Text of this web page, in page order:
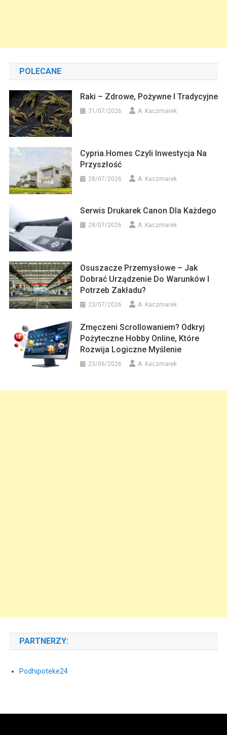
POLECANE
Raki – Zdrowe, Pożywne I Tradycyjne
31/07/2026 A. Kaczmarek
Cypria.homes Czyli Inwestycja Na
Przyszłość
28/07/2026 A. Kaczmarek
Serwis Drukarek Canon Dla Każdego
28/07/2026 A. Kaczmarek
Osuszacze Przemysłowe – Jak
Dobrać Urządzenie Do Warunków I
Potrzeb Zakładu?
23/07/2026 A. Kaczmarek
Zmęczeni Scrollowaniem? Odkryj
Pożyteczne Hobby Online, Które
Rozwija Logiczne Myślenie
23/06/2026 A. Kaczmarek
PARTNERZY:
Podhipoteke24